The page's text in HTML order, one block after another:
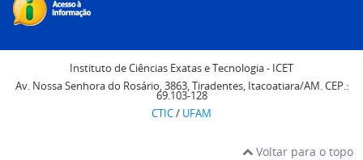
Instituto de Ciências Exatas e Tecnologia - ICET
Av. Nossa Senhora do Rosário, 3863, Tiradentes, Itacoatiara/AM. CEP.:
69.103-128
CTIC/ UFAM
Voltar para o topo